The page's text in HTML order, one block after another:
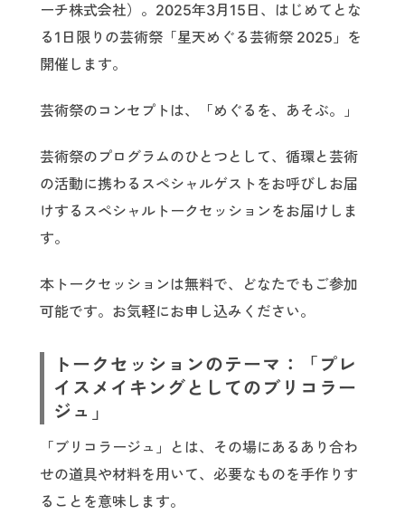
ーチ株式会社）。2025年3月15日、はじめてとな
る1日限りの芸術祭「星天めぐる芸術祭 2025」を
開催します。
芸術祭のコンセプトは、「めぐるを、あそぶ。」
芸術祭のプログラムのひとつとして、循環と芸術
の活動に携わるスペシャルゲストをお呼びしお届
けするスペシャルトークセッションをお届けしま
す。
本トークセッションは無料で、どなたでもご参加
可能です。お気軽にお申し込みください。
トークセッションのテーマ：「プレ
イスメイキングとしてのブリコラー
ジュ」
「ブリコラージュ」とは、その場にあるあり合わ
せの道具や材料を用いて、必要なものを手作りす
ることを意味します。